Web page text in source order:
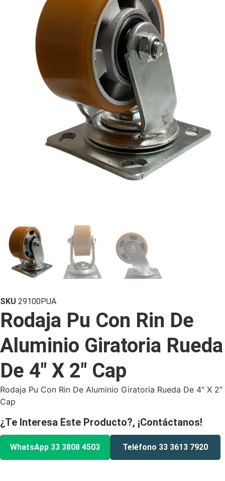
SKU 29100PUA
Rodaja Pu Con Rin De
Aluminio Giratoria Rueda
De 4″ X 2″ Cap
Rodaja Pu Con Rin De Aluminio Giratoria Rueda De 4″ X 2″
Cap
¿Te Interesa Este Producto?, ¡Contáctanos!
WhatsApp 33 3808 4503 Teléfono 33 3613 7920